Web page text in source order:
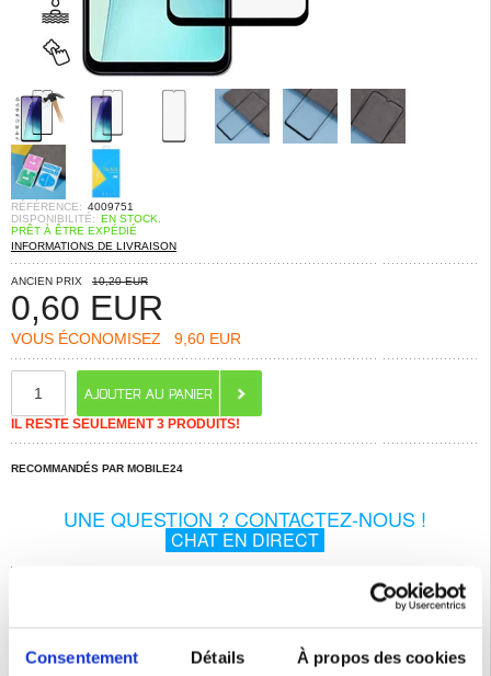
Consentement Détails À propos des cookies
RÉFÉRENCE: 4009751
DISPONIBILITÉ: EN STOCK.
PRÊT À ÊTRE EXPÉDIÉ
INFORMATIONS DE LIVRAISON
ANCIEN PRIX 10,20 EUR
0,60 EUR
VOUS ÉCONOMISEZ 9,60 EUR
IL RESTE SEULEMENT 3 PRODUITS!
RECOMMANDÉS PAR MOBILE24
UNE QUESTION ? CONTACTEZ-NOUS !
CHAT EN DIRECT
Protégez toute la partie avant de votre Xiaomi Redmi A4 grâce à ce verre